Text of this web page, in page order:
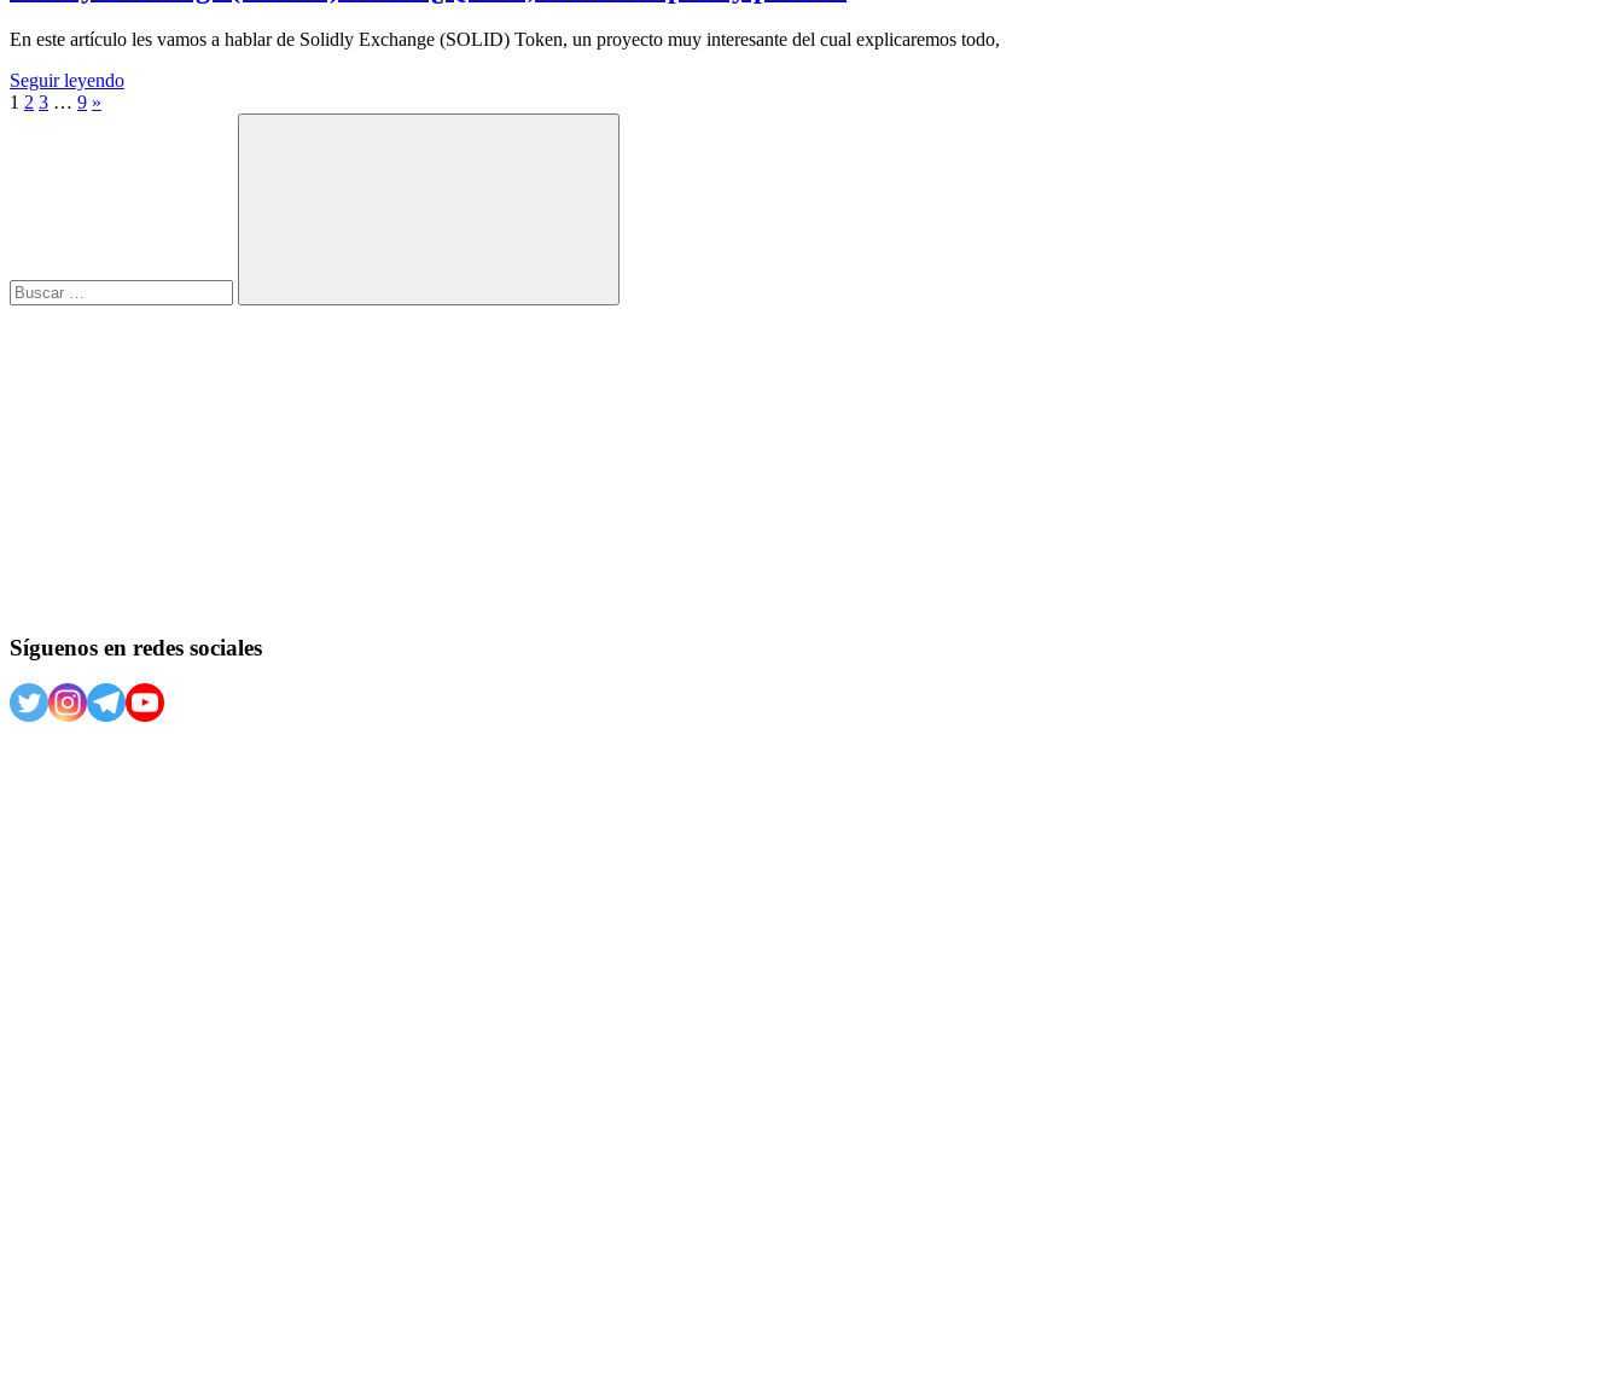
En este artículo les vamos a hablar de Solidly Exchange (SOLID) Token, un proyecto muy interesante del cual explicaremos todo,
Seguir leyendo
Paginación
1 2 3 … 9 Entradas
»
Buscar
Síguenos en redes sociales